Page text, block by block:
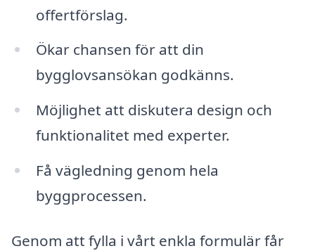
offertförslag.
Ökar chansen för att din
bygglovsansökan godkänns.
Möjlighet att diskutera design och
funktionalitet med experter.
Få vägledning genom hela
byggprocessen.
Genom att fylla i vårt enkla formulär får